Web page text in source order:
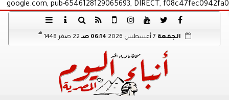
google.com, pub-6546128129065693, DIRECT, f08c47fec0942fa0
الجمعة 06:14 صـ 22 صفر 1448
هـ